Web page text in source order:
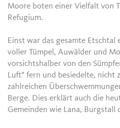
Moore boten einer Vielfalt von
Refugium.
Einst war das gesamte Etschtal
voller Tümpel, Auwälder und
vorsichtshalber von den
Luft" fern und besiedelte, nicht
zahlreichen
Berge. Dies erklärt auch die
Gemeinden wie Lana, Burgstall